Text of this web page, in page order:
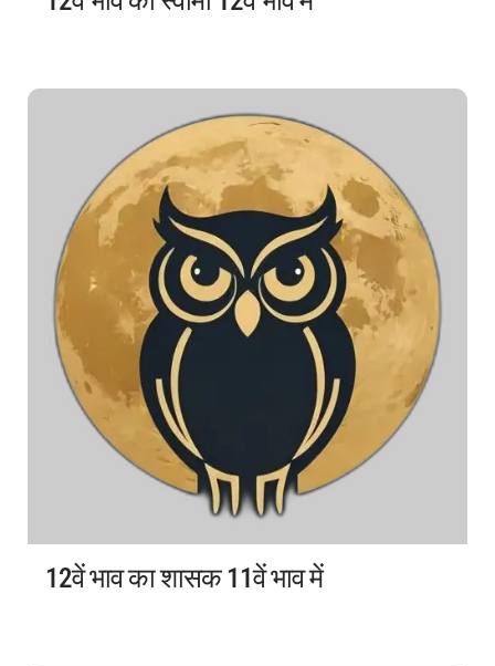
12वें भाव का शासक 11वें भाव में